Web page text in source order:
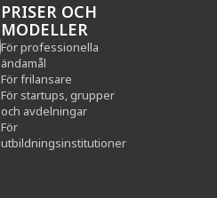
PRISER OCH
MODELLER
För professionella
ändamål
För frilansare
För startups, grupper
och avdelningar
För
utbildningsinstitutioner